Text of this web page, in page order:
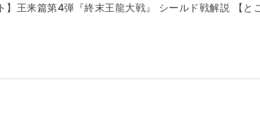
】王来篇第4弾『終末王龍大戦』 シールド戦解説 【と